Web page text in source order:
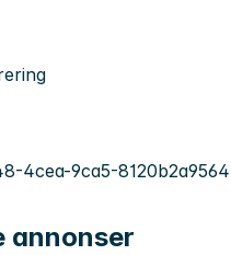
4cea-9ca5-
annonser